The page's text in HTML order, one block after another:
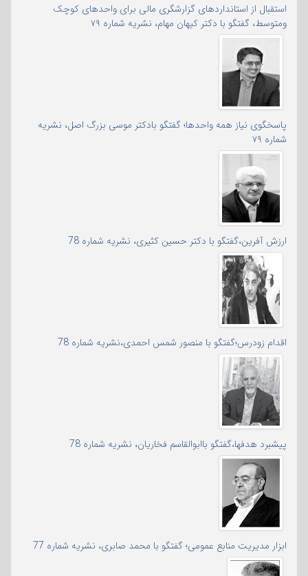
استقبال از استانداردهای گزارشگری مالی برای واحدهای کوچک
ومتوسط، گفتگو با دکتر کیهان مهام، نشریه شماره ۷۹
پاسخگوی نیاز همه واحدها؛ گفتگو بادکتر موسی بزرگ اصل، نشریه
شماره ۷۹
ارزش آفرین،گفتگو با دکتر حسین کثیری، نشریه شماره 78
اقدام زودرس؛گفتگو با منصور شمس احمدی،نشریه شماره 78
پیشبرد هدفها،گفتگو باابوالقاسم فخاریان، نشریه شماره 78
ابزار مدیریت منابع عمومی؛ گفتگو با محمد صابری، نشریه شماره 77